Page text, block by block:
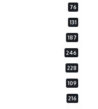
76
131
187
246
228
109
216